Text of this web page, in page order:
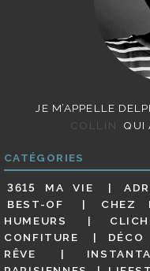
JE M’APPELLE
COLLIN
QUI
CATÉGORIES
3615 MA VIE
BEST-OF
CHEZ
HUMEURS
CONFITURE
DÉCO
RÊVE